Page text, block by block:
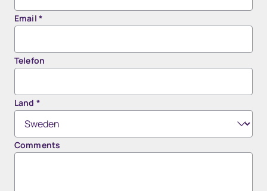
Email *
Telefon
Land *
Comments